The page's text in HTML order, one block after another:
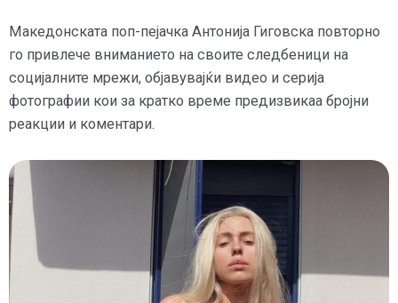
Македонската поп-пејачка Антонија Гиговска повторно
го привлече вниманието на своите следбеници на
социјалните мрежи, објавувајќи видео и серија
фотографии кои за кратко време предизвикаа бројни
реакции и коментари.